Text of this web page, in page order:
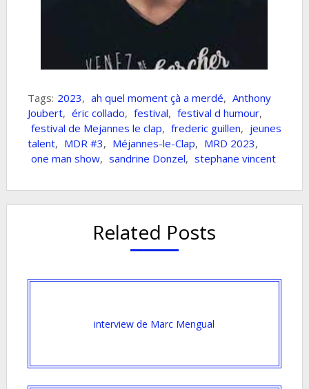
Tags: 2023, ah quel moment çà a merdé, Anthony
Joubert, éric collado, festival, festival d humour,
festival de Mejannes le clap, frederic guillen, jeunes
talent, MDR #3, Méjannes-le-Clap, MRD 2023,
one man show, sandrine Donzel, stephane vincent
Related Posts
interview de Marc Mengual